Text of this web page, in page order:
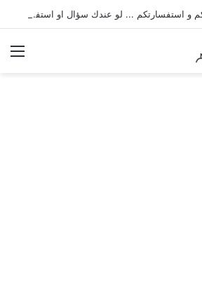
نتشرف بتلقي طلباتكم و استفسارتكم ... لو عندك سؤال او استفسار ماتدرددش فى طلب المساعدة